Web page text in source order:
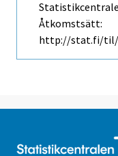
Åtkomstsätt:
http://stat.fi/til/